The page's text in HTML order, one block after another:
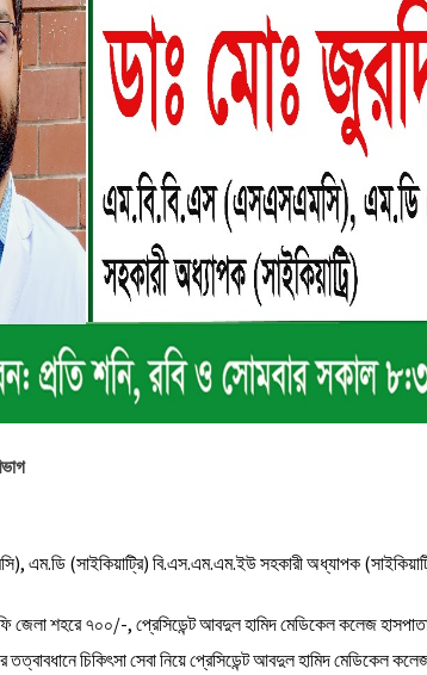
এম.ডি (সাইকিয়াট্রি) বি.এস.এম.এম.ইউ সহকারী অধ্যাপক
জেলা শহরে ৭০০/-, প্রেসিডেন্ট আবদুল হামিদ মেডিকেল কলেজ
তত্বাবধানে চিকিৎসা সেবা নিয়ে প্রেসিডেন্ট আবদুল হামিদ মেডিকেল